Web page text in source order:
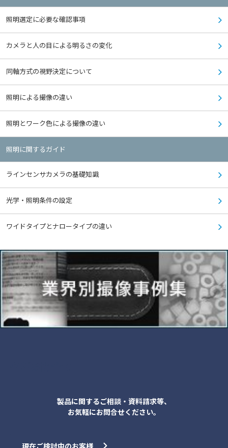
照明選定に必要な確認事項
カメラと人の目による明るさの変化
同軸方式の視野決定について
照明による撮像の違い
照明とワーク色による撮像の違い
照明に関するガイド
ラインセンサカメラの基礎知識
光学・照明条件の設定
ワイドタイプとナロータイプの違い
製品に関するご相談・資料請求等、
お気軽にお問合せください。
現在ご検討中のお客様